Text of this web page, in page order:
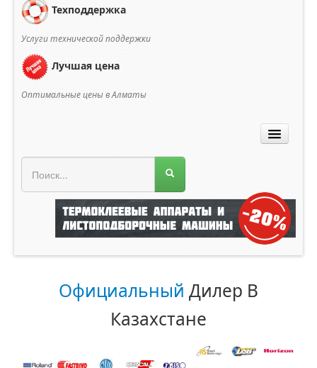
Техподдержка
Услуги технической поддержки
Лучшая цена
Оптимальные цены в Алматы
Официальный Дилер В
Казахстане